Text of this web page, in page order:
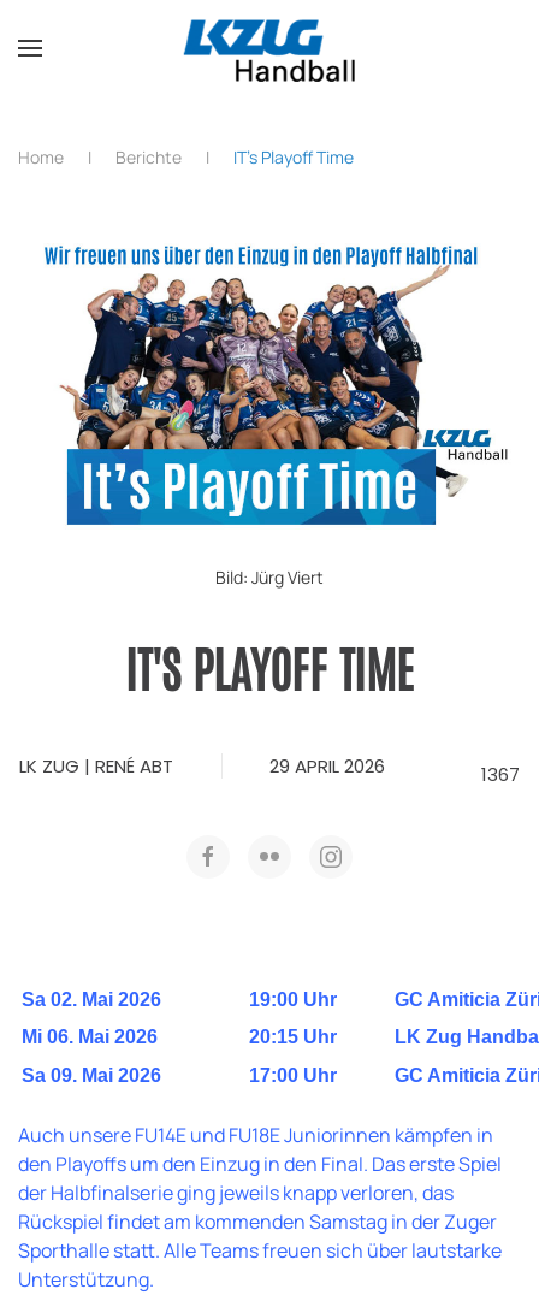
Zum Hauptinhalt springen
Home Berichte IT's Playoff Time
Bild: Jürg Viert
IT'S PLAYOFF TIME
LK ZUG | RENÉ ABT 29 APRIL 2026 1367
Sa 02. Mai 2026 19:00 Uhr
GC Amiticia
Mi 06. Mai 2026
20:15 Uhr
LK Zug
Sa 09. Mai 2026
17:00 Uhr GC Amiticia
Auch unsere FU14E und FU18E Juniorinnen kämpfen in
den Playoffs um den Einzug in den Final. Das erste Spiel
der Halbfinalserie ging jeweils knapp verloren, das
Rückspiel findet am kommenden Samstag in der Zuger
Sporthalle statt. Alle Teams freuen sich über lautstarke
Unterstützung.